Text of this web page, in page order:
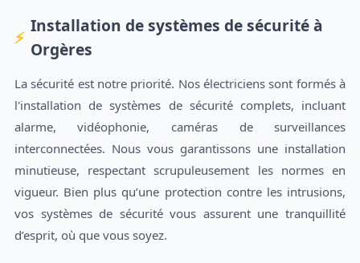
Installation de systèmes de sécurité à
Orgères
La sécurité est notre priorité. Nos électriciens sont formés à
l'installation de systèmes de sécurité complets, incluant
alarme, vidéophonie, caméras de surveillances
interconnectées. Nous vous garantissons une installation
minutieuse, respectant scrupuleusement les normes en
vigueur. Bien plus qu’une protection contre les intrusions,
vos systèmes de sécurité vous assurent une tranquillité
d’esprit, où que vous soyez.